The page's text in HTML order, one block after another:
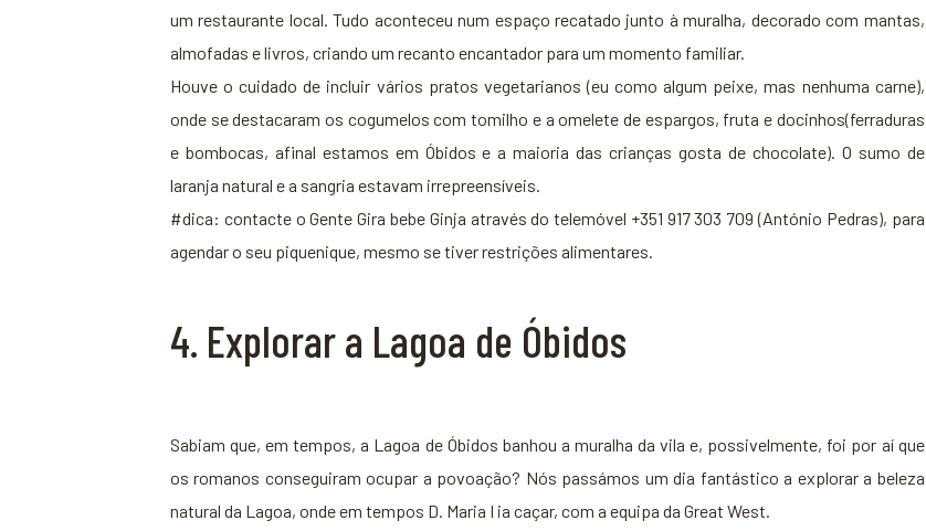
um restaurante local. Tudo aconteceu num espaço recatado junto à muralha, decorado com mantas,
almofadas e livros, criando um recanto encantador para um momento familiar.
Houve o cuidado de incluir vários pratos vegetarianos (eu como algum peixe, mas nenhuma carne),
onde se destacaram os cogumelos com tomilho e a omelete de espargos, fruta e docinhos(ferraduras
e bombocas, afinal estamos em Óbidos e a maioria das crianças gosta de chocolate). O sumo de
laranja natural e a sangria estavam irrepreensíveis.
#dica: contacte o Gente Gira bebe Ginja através do telemóvel +351 917 303 709 (António Pedras), para
agendar o seu piquenique, mesmo se tiver restrições alimentares.
4. Explorar a Lagoa de Óbidos
Sabiam que, em tempos, a Lagoa de Óbidos banhou a muralha da vila e, possivelmente, foi por aí que
os romanos conseguiram ocupar a povoação? Nós passámos um dia fantástico a explorar a beleza
natural da Lagoa, onde em tempos D. Maria I ia caçar, com a equipa da Great West.